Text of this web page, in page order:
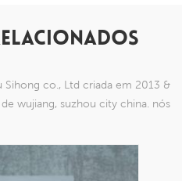
co., Ltd criada em 2013 &
wujiang, suzhou city china. nós